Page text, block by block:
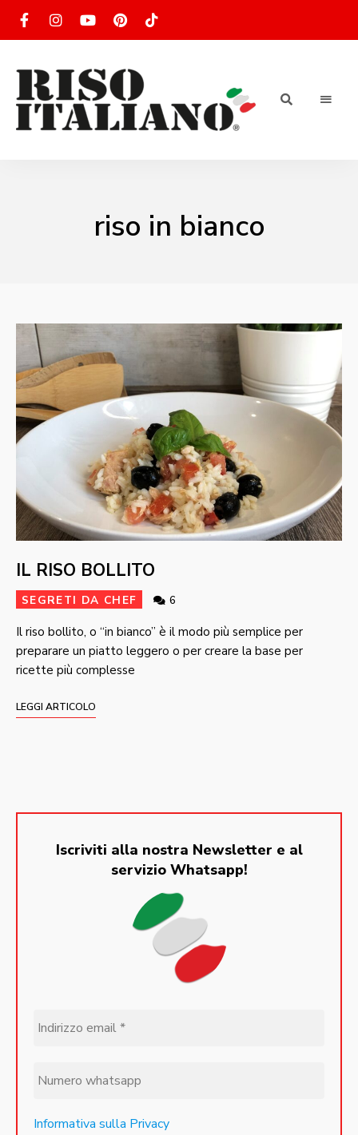
Ricettario
di ricetteriso in bianco
IL RISO BOLLITO
SEGRETI DA CHEF 6
Il riso bollito, o “in bianco” è il modo più semplice per
preparare un piatto leggero o per creare la base per
ricette più complesse
LEGGI ARTICOLO
Iscriviti alla nostra Newsletter e al
servizio Whatsapp!
Informativa sulla Privacy